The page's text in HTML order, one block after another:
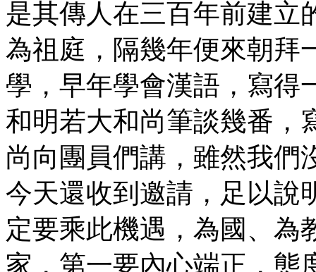
是其傳人在三百年前建立
為祖庭，隔幾年便來朝拜
學，早年學會漢語，寫得
和明若大和尚筆談幾番，
尚向團員們講，雖然我們
今天還收到邀請，足以說
定要乘此機遇，為國、為
家，第一要內心端正，態